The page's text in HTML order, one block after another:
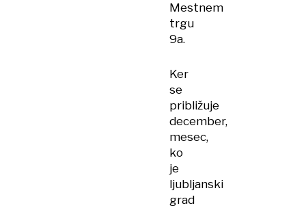
Mestnem
trgu
9a.
Ker
se
približuje
december,
mesec,
ko
je
ljubljanski
grad